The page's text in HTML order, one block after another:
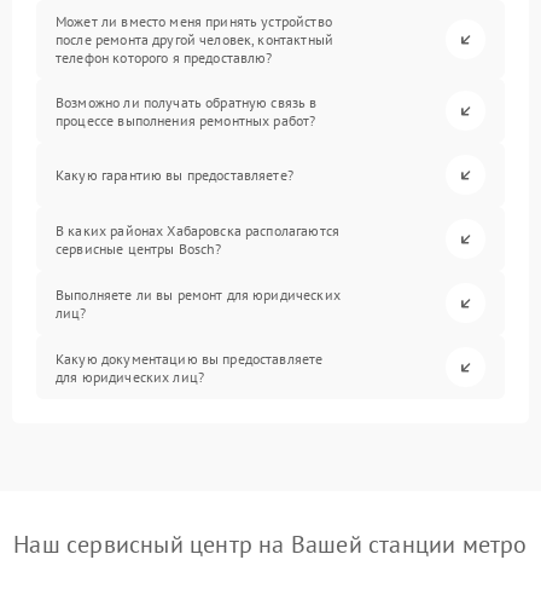
Может ли вместо меня принять устройство
после ремонта другой человек, контактный
телефон которого я предоставлю?
Возможно ли получать обратную связь в
процессе выполнения ремонтных работ?
Какую гарантию вы предоставляете?
В каких районах Хабаровска располагаются
сервисные центры Bosch?
Выполняете ли вы ремонт для юридических
лиц?
Какую документацию вы предоставляете
для юридических лиц?
Наш сервисный центр на Вашей станции метро